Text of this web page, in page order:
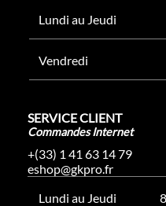
Lundi au Jeudi
Vendredi
SERVICE CLIENT
Commandes Internet
+(33) 1 41 63 14 79
eshop@gkpro.fr
Lundi au Jeudi